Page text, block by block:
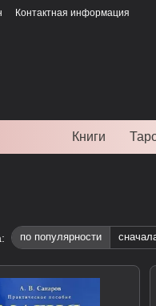
Контактная информация
Книги
по популярности